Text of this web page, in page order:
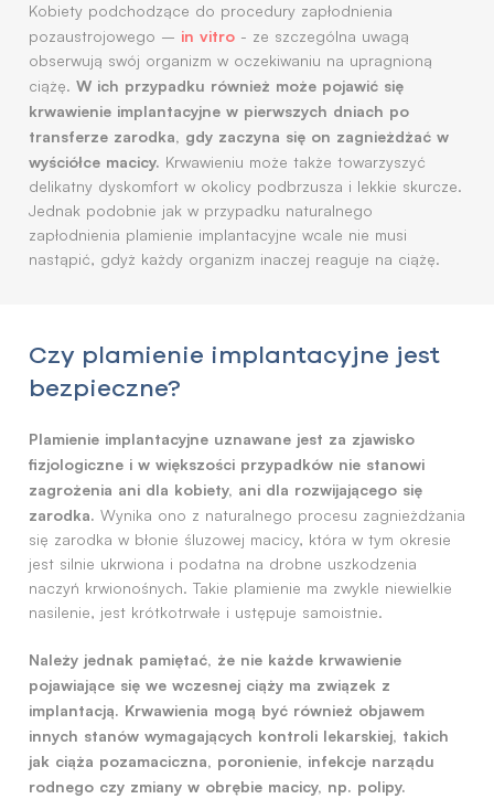
Kobiety podchodzące do procedury zapłodnienia
pozaustrojowego – in vitro - ze szczególna uwagą
obserwują swój organizm w oczekiwaniu na upragnioną
ciążę. W ich przypadku również może pojawić się
krwawienie implantacyjne w pierwszych dniach po
transferze zarodka, gdy zaczyna się on zagnieżdżać w
wyściółce macicy. Krwawieniu może także towarzyszyć
delikatny dyskomfort w okolicy podbrzusza i lekkie skurcze.
Jednak podobnie jak w przypadku naturalnego
zapłodnienia plamienie implantacyjne wcale nie musi
nastąpić, gdyż każdy organizm inaczej reaguje na ciążę.
Czy plamienie implantacyjne jest
bezpieczne?
Plamienie implantacyjne uznawane jest za zjawisko
fizjologiczne i w większości przypadków nie stanowi
zagrożenia ani dla kobiety, ani dla rozwijającego się
zarodka. Wynika ono z naturalnego procesu zagnieżdżania
się zarodka w błonie śluzowej macicy, która w tym okresie
jest silnie ukrwiona i podatna na drobne uszkodzenia
naczyń krwionośnych. Takie plamienie ma zwykle niewielkie
nasilenie, jest krótkotrwałe i ustępuje samoistnie.
Należy jednak pamiętać, że nie każde krwawienie
pojawiające się we wczesnej ciąży ma związek z
implantacją. Krwawienia mogą być również objawem
innych stanów wymagających kontroli lekarskiej, takich
jak ciąża pozamaciczna, poronienie, infekcje narządu
rodnego czy zmiany w obrębie macicy, np. polipy.